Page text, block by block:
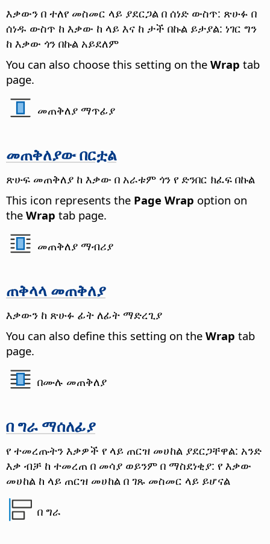
እቃውን በ ተለየ መስመር ላይ ያደርጋል በ ሰነድ ውስጥ: ጽሁፉ በ
ሰነዱ ውስጥ ከ እቃው ከ ላይ እና ከ ታች በኩል ይታያል: ነገር ግን
ከ እቃው ጎን በኩል አይደለም
You can also choose this setting on the Wrap tab
page.
መጠቅለያ ማጥፊያ
መጠቅለያው በርቷል
ጽሁፍ መጠቅለያ ከ እቃው በ አራቱም ጎን የ ድንበር ክፈፍ በኩል
This icon represents the Page Wrap option on
the Wrap tab page.
መጠቅለያ ማብሪያ
ጠቅላላ መጠቅለያ
እቃውን ከ ጽሁፉ ፊት ለፊት ማድረጊያ
You can also define this setting on the Wrap tab
page.
በሙሉ መጠቅለያ
በ ግራ ማሰለፊያ
የ ተመረጡትን እቃዎች የ ላይ ጠርዝ መሀከል ያደርጋቸዋል: አንድ
እቃ ብቻ ከ ተመረጠ በ መሳያ ወይንም በ ማስደነቂያ: የ እቃው
መሀከል ከ ላይ ጠርዝ መሀከል በ ገጹ መስመር ላይ ይሆናል
በ ግራ